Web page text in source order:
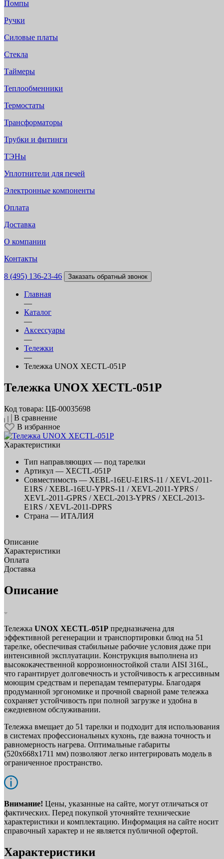
Помпы
Ручки
Силовые платы
Стекла
Таймеры
Теплообменники
Термостаты
Трансформаторы
Трубки и фитинги
ТЭНы
Уплотнители для печей
Электронные компоненты
Оплата
Доставка
О компании
Контакты
8 (495) 136-23-46 Заказать обратный звонок
Главная
—
Каталог
—
Аксессуары
—
Тележки
—
Тележка UNOX XECTL-051P
Тележка UNOX XECTL-051P
Код товара: ЦБ-00035698
В сравнение
В избранное
Характеристики
Тип направляющих — под тарелки
Артикул — XECTL-051P
Совместимость — XEBL-16EU-E1RS-11 / XEVL-2011-
E1RS / XEBL-16EU-YPRS-11 / XEVL-2011-YPRS /
XEVL-2011-GPRS / XECL-2013-YPRS / XECL-2013-
E1RS / XEVL-2011-DPRS
Страна — ИТАЛИЯ
Описание
Характеристики
Оплата
Доставка
Описание
Тележка UNOX XECTL-051P предназначена для
эффективной регенерации и транспортировки блюд на 51
тарелке, обеспечивая стабильные рабочие условия даже при
интенсивной эксплуатации. Конструкция выполнена из
высококачественной коррозионностойкой стали AISI 316L,
что гарантирует долговечность и устойчивость к агрессивным
моющим средствам и перепадам температуры. Благодаря
продуманной эргономике и прочной сварной раме тележка
сохраняет устойчивость при полной загрузке и удобна в
ежедневном обслуживании.
Тележка вмещает до 51 тарелки и подходит для использования
в системах профессиональных кухонь, где важна точность и
равномерность нагрева. Оптимальные габариты
(520х668х1711 мм) позволяют легко интегрировать модель в
ограниченное пространство.
Внимание! Цены, указанные на сайте, могут отличаться от
фактических. Перед покупкой уточняйте технические
характеристики и комплектацию. Информация на сайте носит
справочный характер и не является публичной офертой.
Характеристики